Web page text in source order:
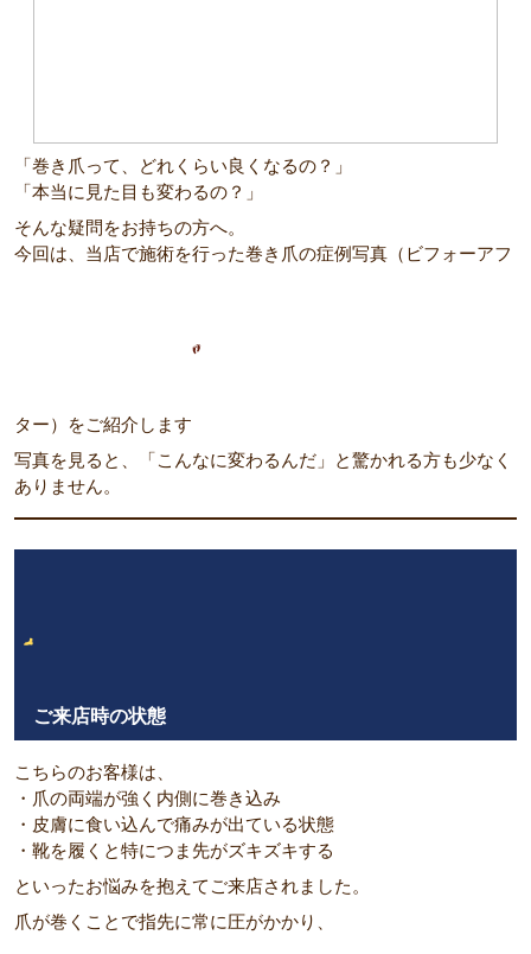
「巻き爪って、どれくらい良くなるの？」
「本当に見た目も変わるの？」
そんな疑問をお持ちの方へ。
今回は、当店で施術を行った巻き爪の症例写真（ビフォーアフ
ター）をご紹介します
写真を見ると、「こんなに変わるんだ」と驚かれる方も少なく
ありません。
ご来店時の状態
こちらのお客様は、
・爪の両端が強く内側に巻き込み
・皮膚に食い込んで痛みが出ている状態
・靴を履くと特につま先がズキズキする
といったお悩みを抱えてご来店されました。
爪が巻くことで指先に常に圧がかかり、